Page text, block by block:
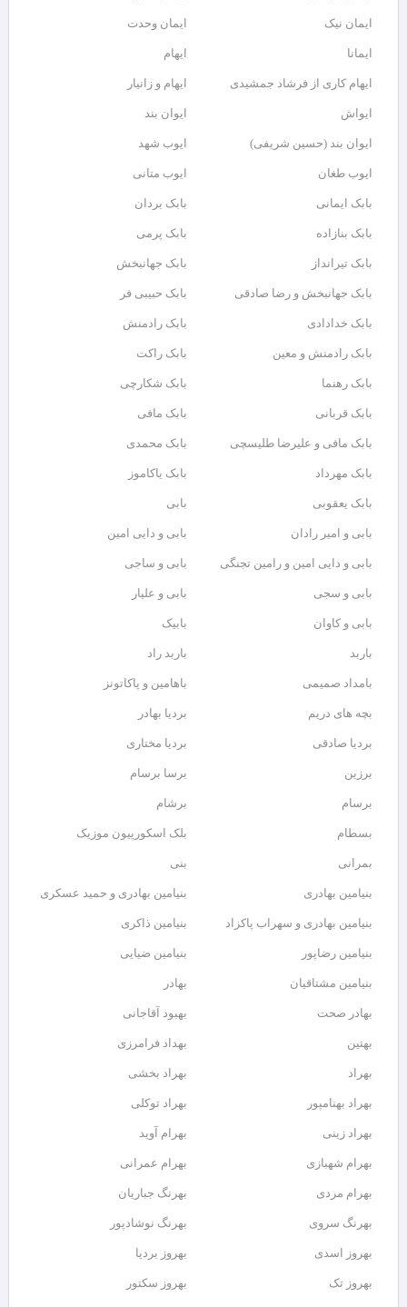
ایمان نیک ایمان وحدت
ایمانا ایهام
ایهام کاری از فرشاد جمشیدی ایهام و زانیار
ایواش ایوان بند
ایوان بند (حسین شریفی) ایوب شهد
ایوب طغان ایوب متانی
بابک ایمانی بابک بردان
بابک بنازاده بابک پرمی
بابک تیرانداز بابک جهانبخش
بابک جهانبخش و رضا صادقی بابک حبیبی فر
بابک خدادادی بابک رادمنش
بابک رادمنش و معین بابک راکت
بابک رهنما بابک شکارچی
بابک قربانی بابک مافی
بابک مافی و علیرضا طلیسچی بابک محمدی
بابک مهرداد بابک یاکاموز
بابک یعقوبی بابی
بابی و امیر رادان بابی و دایی امین
بابی و دایی امین و رامین تجنگی بابی و ساجی
بابی و سجی بابی و علیار
بابی و کاوان بابیک
باربد باربد راد
بامداد صمیمی باهامین و پاکاتونز
بچه های دریم بردیا بهادر
بردیا صادقی بردیا مختاری
برزین برسا برسام
برسام برشام
بسطام بلک اسکورپیون موزیک
بمرانی بنی
بنیامین بهادری بنیامین بهادری و حمید عسکری
بنیامین بهادری و سهراب پاکزاد بنیامین ذاکری
بنیامین رضاپور بنیامین ضیایی
بنیامین مشتاقیان بهادر
بهادر صحت بهبود آقاجانی
بهتین بهداد فرامرزى
بهراد بهراد بخشی
بهراد بهنامپور بهراد توکلی
بهراد زینی بهرام آوید
بهرام شهبازی بهرام عمرانی
بهرام مردی بهرنگ جباریان
بهرنگ سروى بهرنگ نوشادپور
بهروز اسدی بهروز بردیا
بهروز تک بهروز سکتور